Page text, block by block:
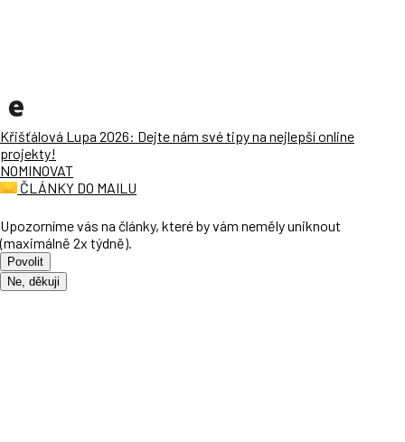
Křišťálová Lupa 2026: Dejte nám své tipy na nejlepší online
projekty!
NOMINOVAT
ČLÁNKY DO MAILU
Upozorníme vás na články, které by vám neměly uniknout
(maximálně 2x týdně).
Povolit
Ne, děkuji